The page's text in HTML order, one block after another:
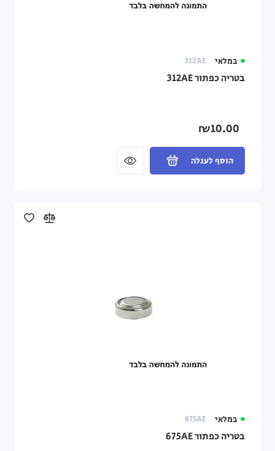
במלאי 312AE
בטריה כפתור 312AE
₪10.00
הוסף לעגלה
במלאי 675AE
בטריה כפתור 675AE